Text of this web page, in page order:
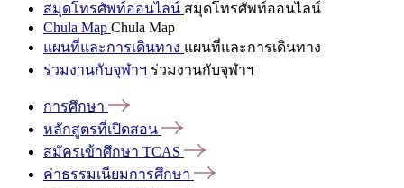
สมุดโทรศัพท์ออนไลน์ สมุดโทรศัพท์ออนไลน์
Chula Map Chula Map
แผนที่และการเดินทาง แผนที่และการเดินทาง
ร่วมงานกับจุฬาฯ ร่วมงานกับจุฬาฯ
การศึกษา
หลักสูตรที่เปิดสอน
สมัครเข้าศึกษา TCAS
ค่าธรรมเนียมการศึกษา